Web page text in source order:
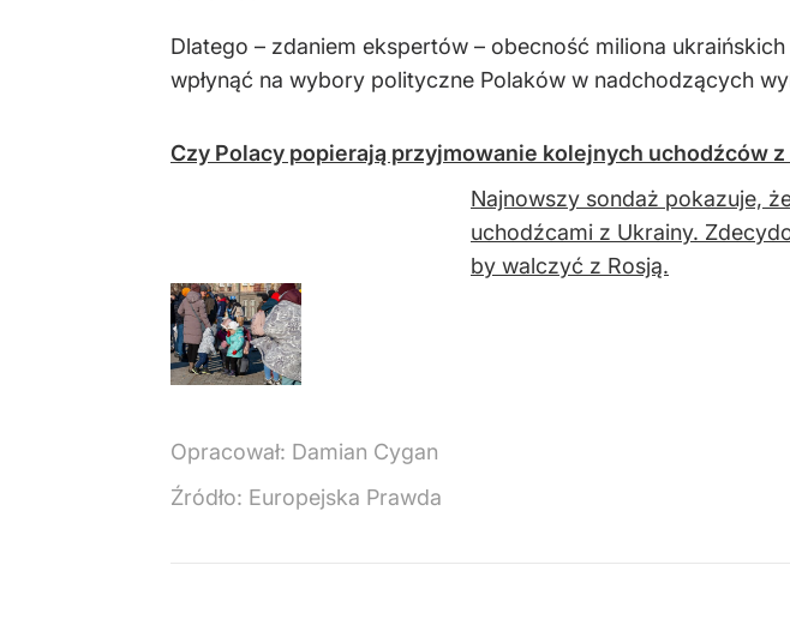
Dlatego – zdaniem ekspertów – obecność miliona
wpłynąć na wybory polityczne Polaków w nadchodzących
Czy Polacy popierają przyjmowanie kolejnych uchodźców
Najnowszy sondaż pokazuje,
uchodźcami z Ukrainy.
by walczyć z Rosją.
Opracował: Damian Cygan
Źródło: Europejska Prawda